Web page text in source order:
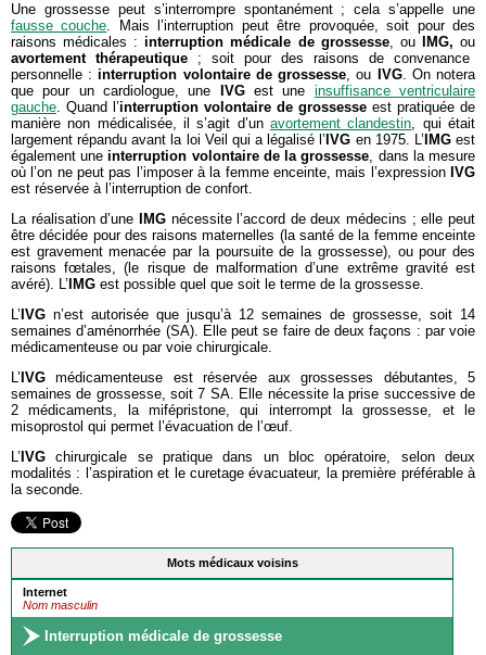
Mots médicaux voisins
Internet
Nom masculin
Interruption médicale de grossesse
Une grossesse peut s’interrompre spontanément ; cela s’appelle une
fausse couche. Mais l’interruption peut être provoquée, soit pour des
raisons médicales :interruption médicale de grossesse, ou IMG,ou
avortement thérapeutique ; soit pour des raisons de convenance
personnelle :interruption volontaire de grossesse, ou IVG. On notera
que pour un cardiologue, une
IVGest une insuffisance ventriculaire
gauche. Quand l’interruption volontaire de grossesse est pratiquée de
manière non médicalisée, il s’agit d’un avortement clandestin, qui était
largement répandu avant la loi Veil qui a légalisé l’ IVG en 1975. L’ IMGest
également uneinterruption volontaire de la grossesse, dans la mesure
où l’on ne peut pas l’imposer à la femme enceinte, mais l’expression IVG
est réservée à l’interruption de confort.
La réalisation d’une
IMGnécessite l’accord de deux médecins ; elle peut
être décidée pour des raisons maternelles (la santé de la femme enceinte
est gravement menacée par la poursuite de la grossesse), ou pour des
raisons fœtales, (le risque de malformation d’une extrême gravité est
avéré). L’ IMG est possible quel que soit le terme de la grossesse.
L’ IVG n’est autorisée que jusqu’à 12 semaines de grossesse, soit 14
semaines d’aménorrhée (SA). Elle peut se faire de deux façons : par voie
médicamenteuse ou par voie chirurgicale.
L’ IVG médicamenteuse est réservée aux grossesses débutantes, 5
semaines de grossesse, soit 7 SA. Elle nécessite la prise successive de
2 médicaments, la mifépristone, qui interrompt la grossesse, et le
misoprostol qui permet l’évacuation de l’œuf.
L’ IVG chirurgicale se pratique dans un bloc opératoire, selon deux
modalités : l’aspiration et le curetage évacuateur, la première préférable à
la seconde.